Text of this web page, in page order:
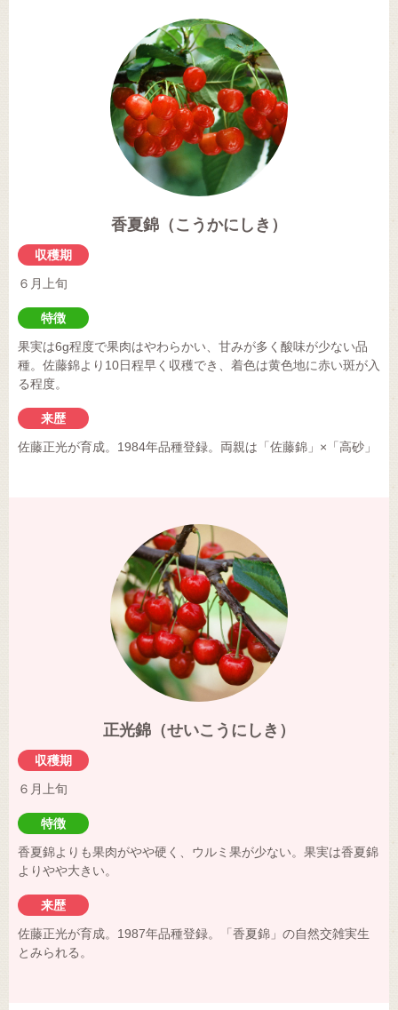
香夏錦（こうかにしき）
収穫期
６月上旬
特徴
果実は6g程度で果肉はやわらかい、甘みが多く酸味が少ない品
種。佐藤錦より10日程早く収穫でき、着色は黄色地に赤い斑が入
る程度。
来歴
佐藤正光が育成。1984年品種登録。両親は「佐藤錦」×「高砂」
正光錦（せいこうにしき）
収穫期
６月上旬
特徴
香夏錦よりも果肉がやや硬く、ウルミ果が少ない。果実は香夏錦
よりやや大きい。
来歴
佐藤正光が育成。1987年品種登録。「香夏錦」の自然交雑実生
とみられる。